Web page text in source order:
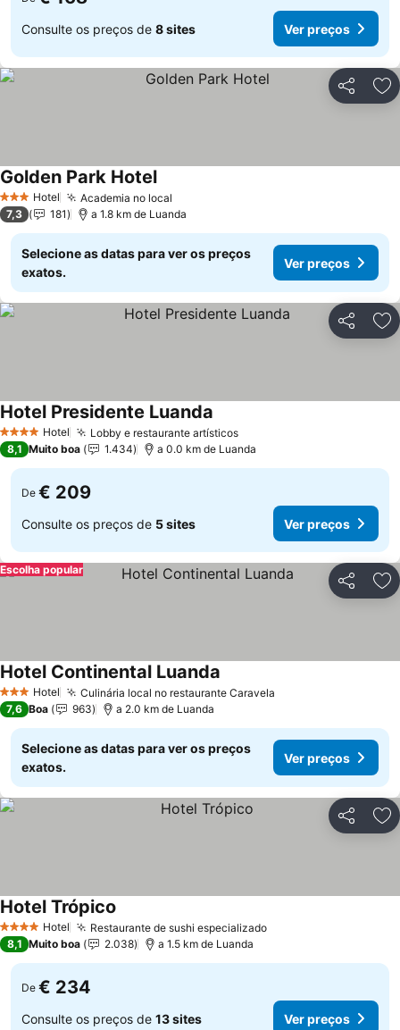
Consulte os preços de 8 sites Ver preços
Partilhar
3 EstrelasHotel Academia no local
Golden Park HotelVer preços
7,3 181 a 1.8 km de Luanda
Selecione as datas para ver os preços
exatos.
Ver preços
Partilhar
4 EstrelasHotel Lobby e restaurante artísticosVer preços
Hotel Presidente Luanda
8,1 Muito boa 1.434 a 0.0 km de Luanda
De € 209
Consulte os preços de 5 sites Ver preços
Partilhar
Escolha popular
3 EstrelasHotel Culinária local no restaurante Caravela
Hotel Continental Luanda
7,6 Boa 963 a 2.0 km de Luanda
Selecione as datas para ver os preços
exatos.
Ver preços
Partilhar
4 EstrelasHotel Restaurante de sushi especializadoVer preços
Hotel Trópico
8,1 Muito boa 2.038 a 1.5 km de Luanda
De € 234
Consulte os preços de 13 sites Ver preços